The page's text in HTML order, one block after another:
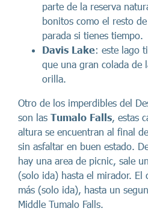
parte de la reserva
bonitos como el resto
parada si tienes tiempo.
Davis Lake: este lago
que una gran colada de
orilla.
Otro de los imperdibles del
son las Tumalo Falls, estas
altura se encuentran al final
sin asfaltar en buen estado.
hay una area de picnic, sale
(solo ida) hasta el mirador. El
más (solo ida), hasta un
Middle Tumalo Falls.